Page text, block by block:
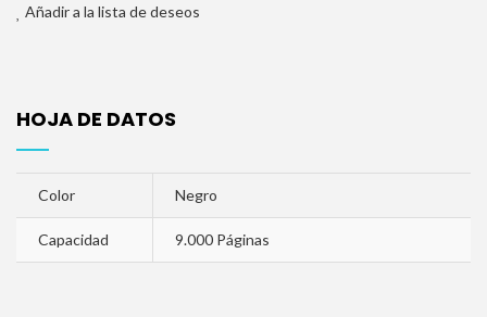
Añadir a la lista de deseos
HOJA DE DATOS
Color Negro
Capacidad 9.000 Páginas